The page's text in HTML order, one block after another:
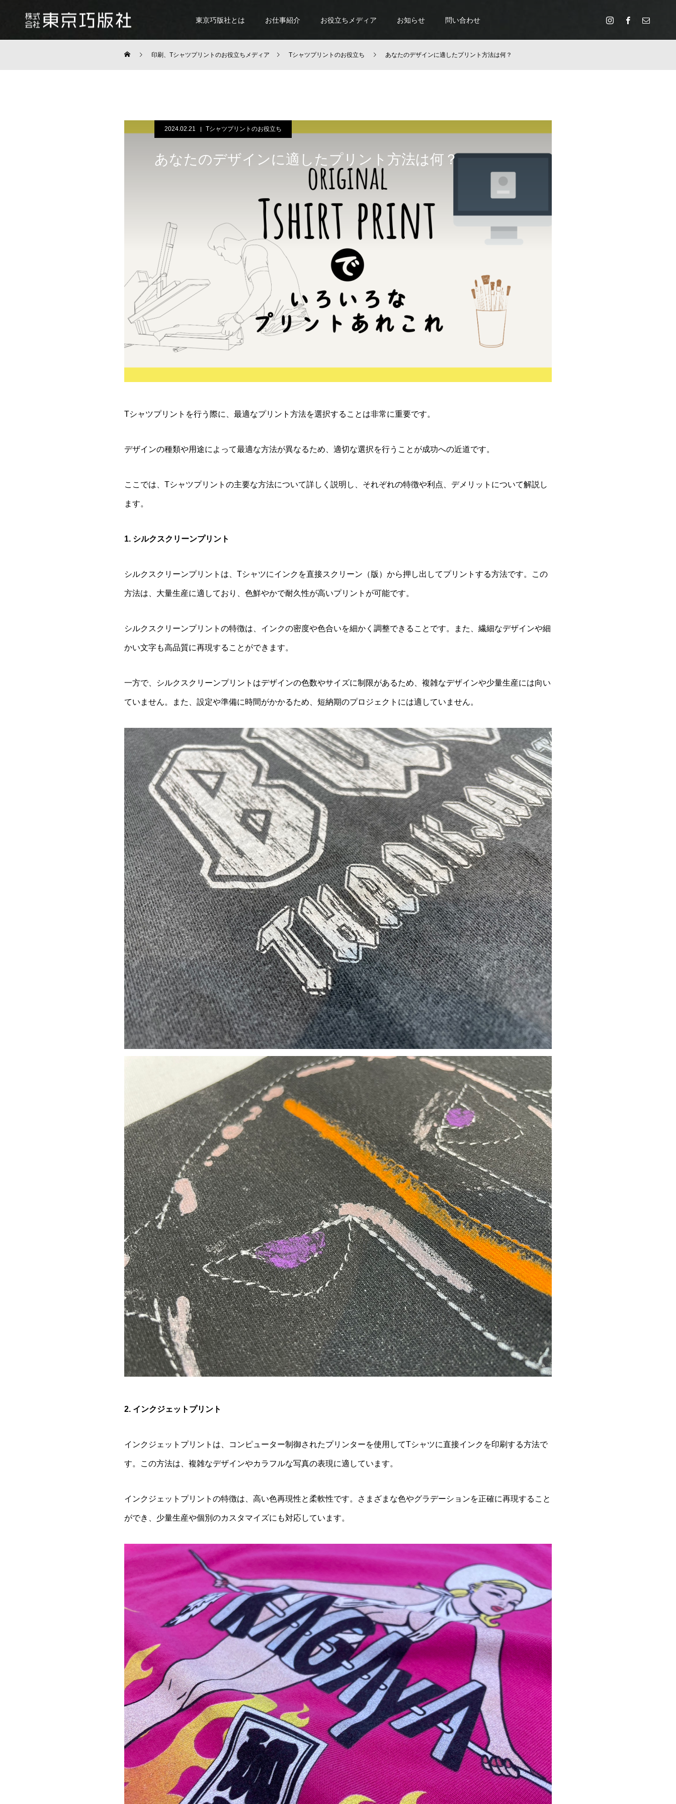
東京巧版社とは お仕事紹介 お役立ちメディア お知らせ 問い合わせ
印刷、Tシャツプリントのお役立ちメディア Tシャツプリントのお役立ち あなたのデザインに適したプリント方法は何？
2024.02.21 Tシャツプリントのお役立ち
あなたのデザインに適したプリント方法は何？
Tシャツプリントを行う際に、最適なプリント方法を選択することは非常に重要です。
デザインの種類や用途によって最適な方法が異なるため、適切な選択を行うことが成功への近道です。
ここでは、Tシャツプリントの主要な方法について詳しく説明し、それぞれの特徴や利点、デメリットについて解説し
ます。
1. シルクスクリーンプリント
シルクスクリーンプリントは、Tシャツにインクを直接スクリーン（版）から押し出してプリントする方法です。この
方法は、大量生産に適しており、色鮮やかで耐久性が高いプリントが可能です。
シルクスクリーンプリントの特徴は、インクの密度や色合いを細かく調整できることです。また、繊細なデザインや細
かい文字も高品質に再現することができます。
一方で、シルクスクリーンプリントはデザインの色数やサイズに制限があるため、複雑なデザインや少量生産には向い
ていません。また、設定や準備に時間がかかるため、短納期のプロジェクトには適していません。
2. インクジェットプリント
インクジェットプリントは、コンピューター制御されたプリンターを使用してTシャツに直接インクを印刷する方法で
す。この方法は、複雑なデザインやカラフルな写真の表現に適しています。
インクジェットプリントの特徴は、高い色再現性と柔軟性です。さまざまな色やグラデーションを正確に再現すること
ができ、少量生産や個別のカスタマイズにも対応しています。